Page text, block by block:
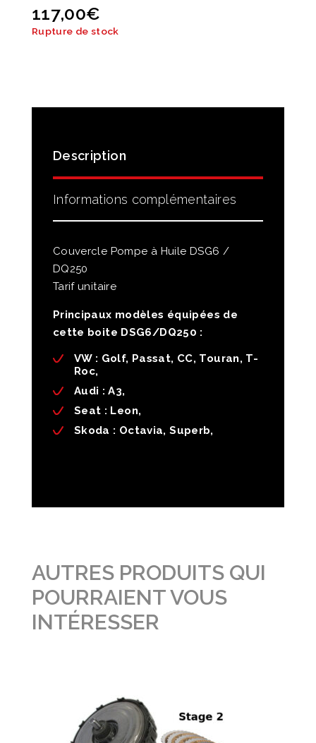
117,00€
Rupture de stock
Description
Informations complémentaires
Couvercle Pompe à Huile DSG6 /
DQ250
Tarif unitaire
Principaux modèles équipées de
cette boite DSG6/DQ250 :
VW : Golf, Passat, CC, Touran, T-
Roc,
Audi : A3,
Seat : Leon,
Skoda : Octavia, Superb,
AUTRES PRODUITS QUI
POURRAIENT VOUS
INTÉRESSER